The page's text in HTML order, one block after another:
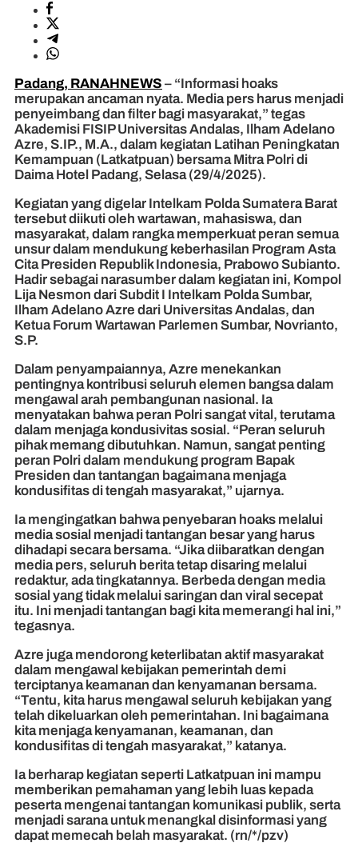
Padang, RANAHNEWS – “Informasi hoaks
merupakan ancaman nyata. Media pers harus menjadi
penyeimbang dan filter bagi masyarakat,” tegas
Akademisi FISIP Universitas Andalas, Ilham Adelano
Azre, S.IP., M.A., dalam kegiatan Latihan Peningkatan
Kemampuan (Latkatpuan) bersama Mitra Polri di
Daima Hotel Padang, Selasa (29/4/2025).
Kegiatan yang digelar Intelkam Polda Sumatera Barat
tersebut diikuti oleh wartawan, mahasiswa, dan
masyarakat, dalam rangka memperkuat peran semua
unsur dalam mendukung keberhasilan Program Asta
Cita Presiden Republik Indonesia, Prabowo Subianto.
Hadir sebagai narasumber dalam kegiatan ini, Kompol
Lija Nesmon dari Subdit I Intelkam Polda Sumbar,
Ilham Adelano Azre dari Universitas Andalas, dan
Ketua Forum Wartawan Parlemen Sumbar, Novrianto,
S.P.
Dalam penyampaiannya, Azre menekankan
pentingnya kontribusi seluruh elemen bangsa dalam
mengawal arah pembangunan nasional. Ia
menyatakan bahwa peran Polri sangat vital, terutama
dalam menjaga kondusivitas sosial. “Peran seluruh
pihak memang dibutuhkan. Namun, sangat penting
peran Polri dalam mendukung program Bapak
Presiden dan tantangan bagaimana menjaga
kondusifitas di tengah masyarakat,” ujarnya.
Ia mengingatkan bahwa penyebaran hoaks melalui
media sosial menjadi tantangan besar yang harus
dihadapi secara bersama. “Jika diibaratkan dengan
media pers, seluruh berita tetap disaring melalui
redaktur, ada tingkatannya. Berbeda dengan media
sosial yang tidak melalui saringan dan viral secepat
itu. Ini menjadi tantangan bagi kita memerangi hal ini,”
tegasnya.
Azre juga mendorong keterlibatan aktif masyarakat
dalam mengawal kebijakan pemerintah demi
terciptanya keamanan dan kenyamanan bersama.
“Tentu, kita harus mengawal seluruh kebijakan yang
telah dikeluarkan oleh pemerintahan. Ini bagaimana
kita menjaga kenyamanan, keamanan, dan
kondusifitas di tengah masyarakat,” katanya.
Ia berharap kegiatan seperti Latkatpuan ini mampu
memberikan pemahaman yang lebih luas kepada
peserta mengenai tantangan komunikasi publik, serta
menjadi sarana untuk menangkal disinformasi yang
dapat memecah belah masyarakat. (rn/*/pzv)